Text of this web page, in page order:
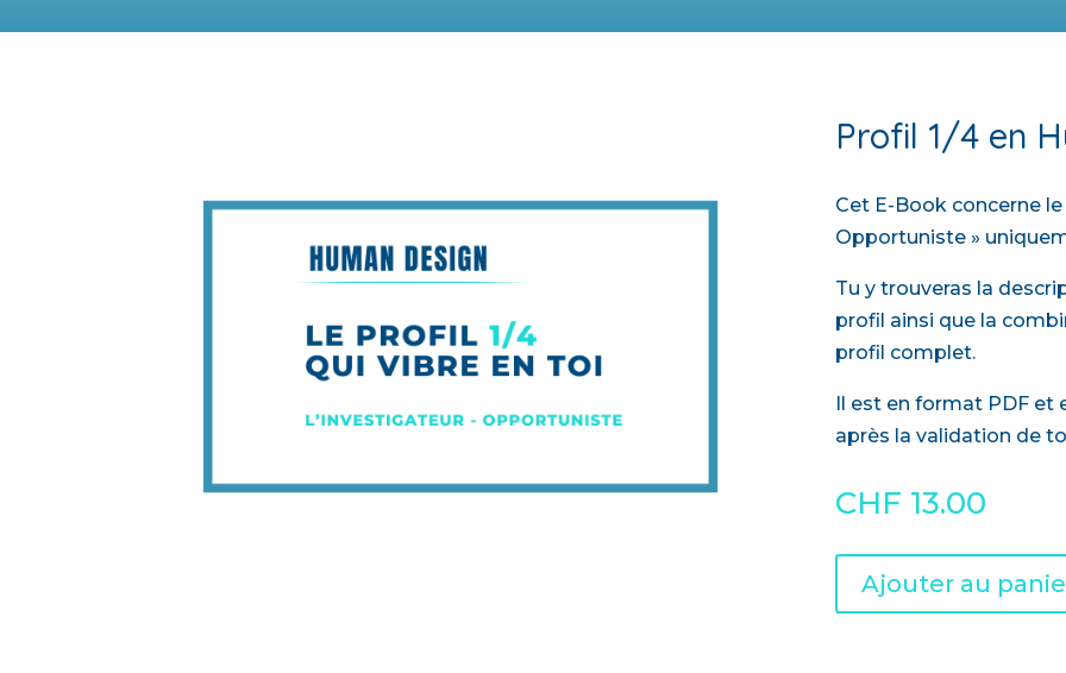
Profil 1/4 en
Cet E-Book concerne le
Opportuniste »
Tu y trouveras la
profil ainsi que la
profil complet.
Il est en format PDF
après la validation de
CHF 13.00
Ajouter au